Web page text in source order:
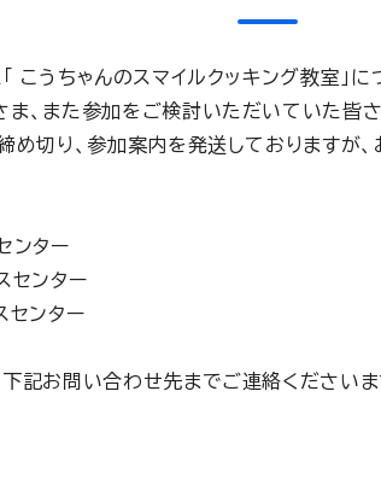
こうちゃんのスマイルクッキング教室
、また参加をご検討いただいていた皆
め切り、参加案内を発送しておりますが
ンター
センター
センター
記お問い合わせ先までご連絡ください